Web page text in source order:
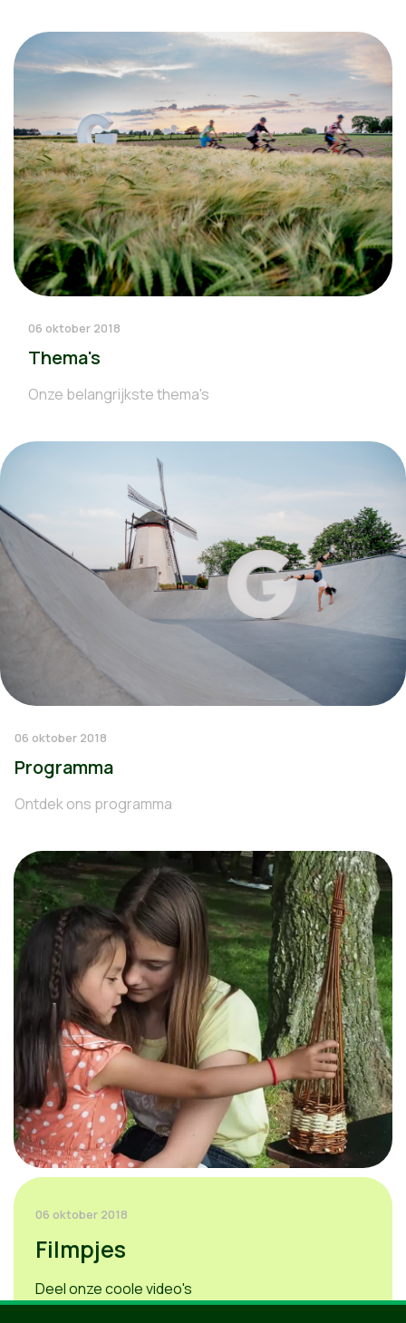
06 oktober 2018
Thema's
Onze belangrijkste thema's
06 oktober 2018
Programma
Ontdek ons programma
06 oktober 2018
Filmpjes
Deel onze coole video's